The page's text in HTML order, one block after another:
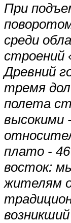
При
среди
строений
Древний
тремя
полета
высокими
плато -
восток:
жителям